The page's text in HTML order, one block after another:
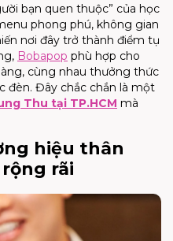
bạn quen thuộc” của học
phong phú, không gian
nơi đây trở thành điểm tụ
Bobapop phù hợp cho
cùng nhau thưởng thức
đèn. Đây chắc chắn là một
Thu tại TP.HCM mà
hiệu thân
rãi